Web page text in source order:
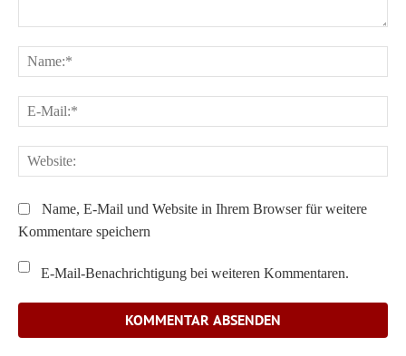
Name, E-Mail und Website in Ihrem Browser für weitere
Kommentare speichern
E-Mail-Benachrichtigung bei weiteren Kommentaren.